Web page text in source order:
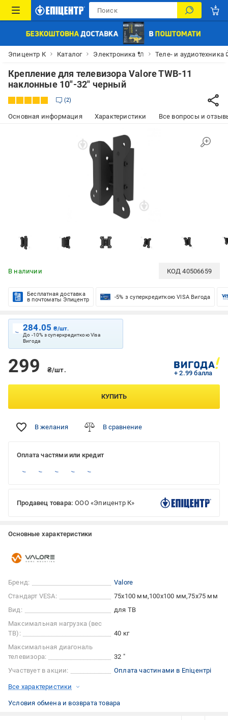
Эпицентр К Каталог Электроника 🔌 Теле- и аудиотехника
Крепление для телевизора Valore TWB-11
наклонные 10"-32" черный
2
Основная информация Характеристики Все вопросы и
В наличии КОД40506659
Бесплатная доставка
в почтоматы Эпицентр
-5% з суперкредиткою VISA Вигода
284.05₴/шт.
До -10% з суперкредиткою Visa
Вигода
299 ₴/шт. + 2.99 балла
КУПИТЬ
В желания В сравнение
Оплата частями или кредит
Продавец товара: ООО «Эпицентр К»
Основные характеристики
Бренд:
Valore
Стандарт VESA:
75x100 мм 100x100 мм 75x75 мм
Вид:
для ТВ
Максимальная нагрузка (вес
ТВ):
40 кг
Максимальная диагональ
телевизора:
32 "
Участвует в акции:
Оплата частинами в Епіцентрі
Все характеристики
Условия обмена и возврата товара